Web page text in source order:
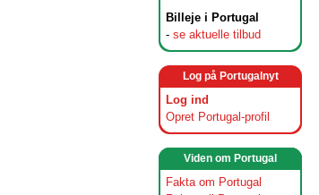
Billeje i Portugal
- se aktuelle tilbud
Log på Portugalnyt
Log ind
Opret Portugal-profil
Viden om Portugal
Fakta om Portugal